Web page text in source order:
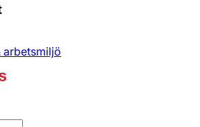
arbetsmiljö